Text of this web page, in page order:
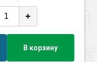
+
В корзину